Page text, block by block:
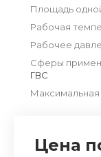
Площадь
Рабочая
Рабочее
Сферы
ГВС
Цена